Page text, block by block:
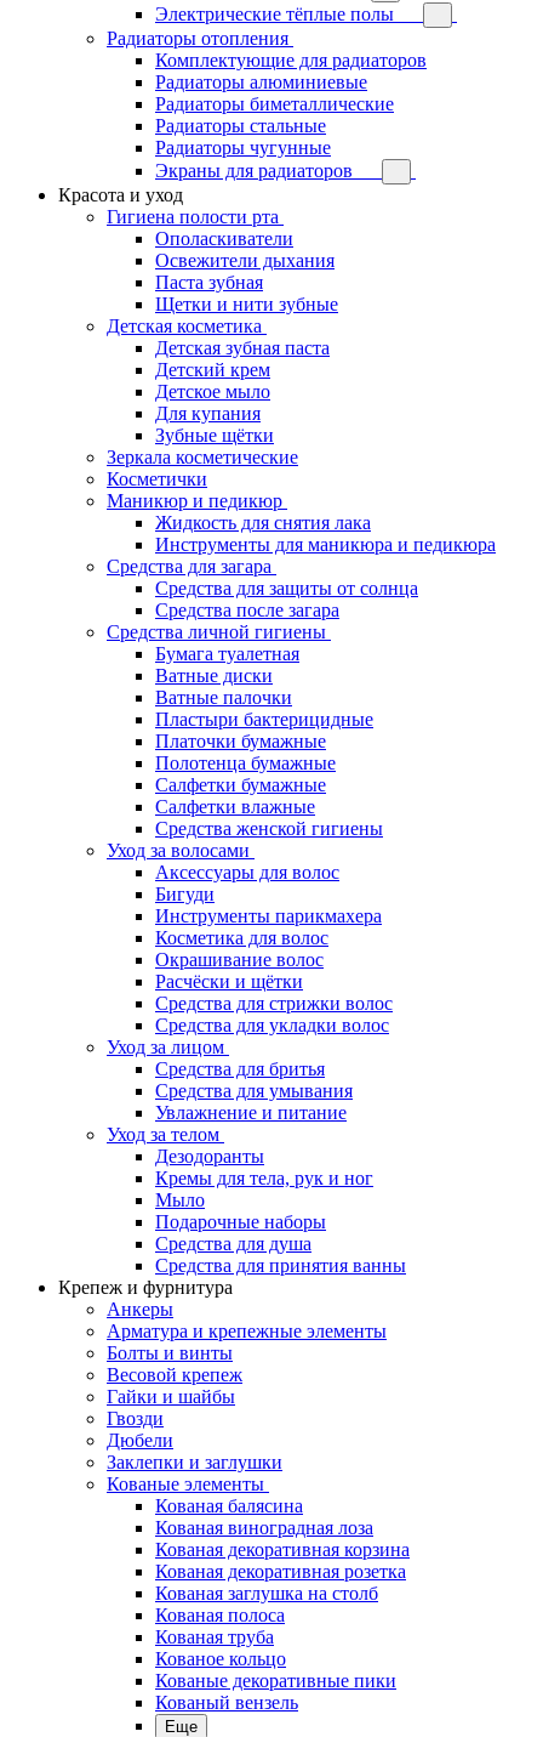
Электрические тёплые полы
Радиаторы отопления
Комплектующие для радиаторов
Радиаторы алюминиевые
Радиаторы биметаллические
Радиаторы стальные
Радиаторы чугунные
Экраны для радиаторов
Красота и уход
Гигиена полости рта
Ополаскиватели
Освежители дыхания
Паста зубная
Щетки и нити зубные
Детская косметика
Детская зубная паста
Детский крем
Детское мыло
Для купания
Зубные щётки
Зеркала косметические
Косметички
Маникюр и педикюр
Жидкость для снятия лака
Инструменты для маникюра и педикюра
Средства для загара
Средства для защиты от солнца
Средства после загара
Средства личной гигиены
Бумага туалетная
Ватные диски
Ватные палочки
Пластыри бактерицидные
Платочки бумажные
Полотенца бумажные
Салфетки бумажные
Салфетки влажные
Средства женской гигиены
Уход за волосами
Аксессуары для волос
Бигуди
Инструменты парикмахера
Косметика для волос
Окрашивание волос
Расчёски и щётки
Средства для стрижки волос
Средства для укладки волос
Уход за лицом
Средства для бритья
Средства для умывания
Увлажнение и питание
Уход за телом
Дезодоранты
Кремы для тела, рук и ног
Мыло
Подарочные наборы
Средства для душа
Средства для принятия ванны
Крепеж и фурнитура
Анкеры
Арматура и крепежные элементы
Болты и винты
Весовой крепеж
Гайки и шайбы
Гвозди
Дюбели
Заклепки и заглушки
Кованые элементы
Кованая балясина
Кованая виноградная лоза
Кованая декоративная корзина
Кованая декоративная розетка
Кованая заглушка на столб
Кованая полоса
Кованая труба
Кованое кольцо
Кованые декоративные пики
Кованый вензель
Еще